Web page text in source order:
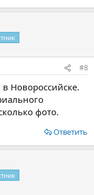
#8
Новороссийске.
фото.
Ответить